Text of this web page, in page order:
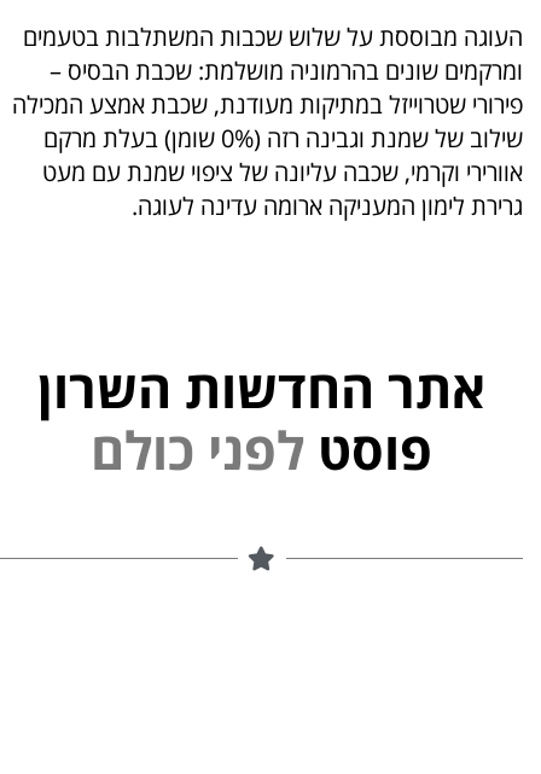
העוגה מבוססת על שלוש שכבות המשתלבות בטעמים
ומרקמים שונים בהרמוניה מושלמת: שכבת הבסיס –
פירורי שטרוייזל במתיקות מעודנת, שכבת אמצע המכילה
שילוב של שמנת וגבינה רזה (0% שומן) בעלת מרקם
אוורירי וקרמי, שכבה עליונה של ציפוי שמנת עם מעט
גרירת לימון המעניקה ארומה עדינה לעוגה.
אתר החדשות השרון
פוסט